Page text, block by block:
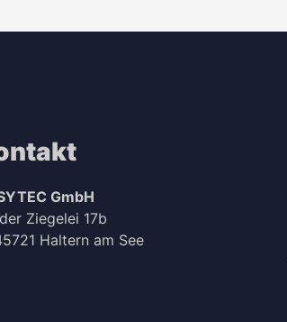
GmbH
Ziegelei 17b
Haltern am See